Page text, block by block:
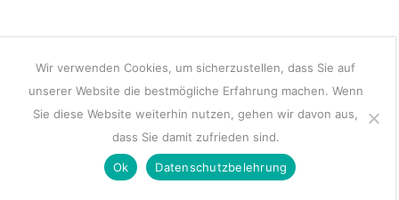
Wir verwenden Cookies, um sicherzustellen, dass Sie auf
unserer Website die bestmögliche Erfahrung machen. Wenn
Sie diese Website weiterhin nutzen, gehen wir davon aus,
dass Sie damit zufrieden sind.
Ok Datenschutzbelehrung